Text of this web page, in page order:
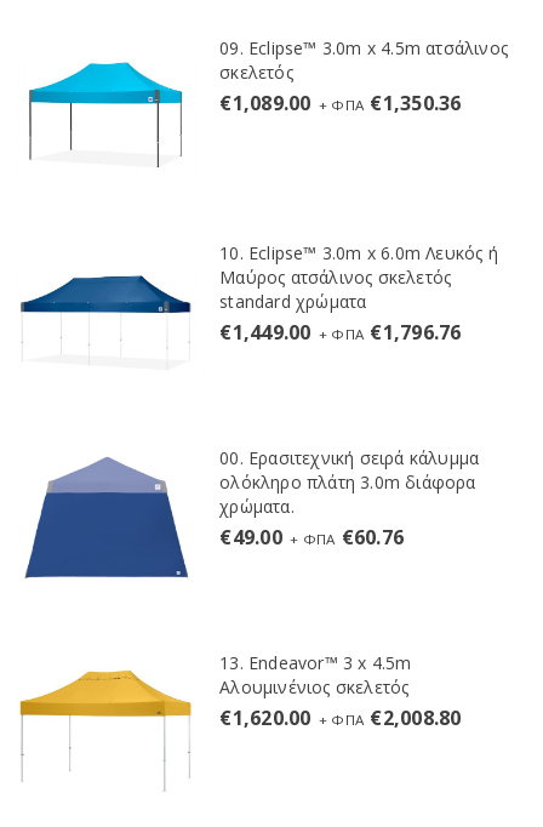
09. Eclipse™ 3.0m x 4.5m ατσάλινος
σκελετός
€1,089.00 + ΦΠΑ €1,350.36
10. Eclipse™ 3.0m x 6.0m Λευκός ή
Μαύρος ατσάλινος σκελετός
standard χρώματα
€1,449.00 + ΦΠΑ €1,796.76
00. Ερασιτεχνική σειρά κάλυμμα
ολόκληρο πλάτη 3.0m διάφορα
χρώματα.
€49.00 + ΦΠΑ €60.76
13. Endeavor™ 3 x 4.5m
Αλουμινένιος σκελετός
€1,620.00 + ΦΠΑ €2,008.80